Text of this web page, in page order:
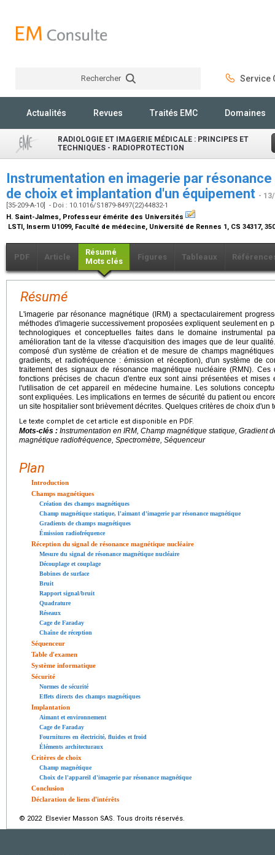
Rechercher Service
Actualités Revues Traités EMC Domaines
RADIOLOGIE ET IMAGERIE MÉDICALE : PRINCIPES ET
TECHNIQUES - RADIOPROTECTION
Instrumentation en imagerie par
de choix et implantation d'un équipement -
[35-209-A-10] - Doi : 10.1016/S1879-8497(22)44832-1
H. Saint-Jalmes, Professeur émérite des Universités
LSTI, Inserm U1099, Faculté de médecine, Université de Rennes 1, CS 34317,
PDF Article
Résumé
Mots clés
Figures Tableaux
Résumé
L'imagerie par résonance magnétique (IRM) a spectaculairement
méthodes d'imagerie successivement proposées expliquent seulement en
technologiques et conceptuelles faites dans le domaine instrumental
amélioration tant de la vitesse d'acquisition des images que de leur
composé d'un système de création et de mesure de champs
gradients, et radiofréquence : émission et réception), d'un système de
traitement des signaux de résonance magnétique nucléaire (RMN). Ces
fonctions précises de chacun d'entre eux sont ainsi présentées et
l'utilisation de cet appareil en médecine humaine. Les solutions
sont expliquées. Les implications en termes de sécurité du patient ou
un site hospitalier sont brièvement décrites. Quelques critères de choix d'un
Le texte complet de cet article est disponible en PDF.
Mots-clés : Instrumentation en IRM, Champ magnétique statique, Gradient
magnétique radiofréquence, Spectromètre, Séquenceur
Plan
Introduction
Champs magnétiques
Création des champs magnétiques
Champ magnétique statique, l'aimant d'imagerie par résonance magnétique
Gradients de champs magnétiques
Émission radiofréquence
Réception du signal de résonance magnétique nucléaire
Mesure du signal de résonance magnétique nucléaire
Découplage et couplage
Bobines de surface
Bruit
Rapport signal/bruit
Quadrature
Réseaux
Cage de Faraday
Chaîne de réception
Séquenceur
Table d'examen
Système informatique
Sécurité
Normes de sécurité
Effets directs des champs magnétiques
Implantation
Aimant et environnement
Cage de Faraday
Fournitures en électricité, fluides et froid
Éléments architecturaux
Critères de choix
Champ magnétique
Choix de l'appareil d'imagerie par résonance magnétique
Conclusion
Déclaration de liens d'intérêts
© 2022 Elsevier Masson SAS. Tous droits réservés.